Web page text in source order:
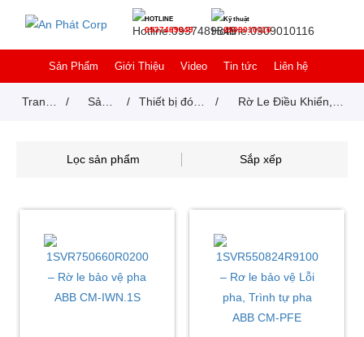
HOTLINE
0937489849
Kỹ thuật
0909010116
Sản Phẩm Giới Thiệu Video Tin tức Liên hệ
Trang / Sản / Thiết bị đóng / Rờ Le Điều Khiển,
Lọc sản phẩm Sắp xếp